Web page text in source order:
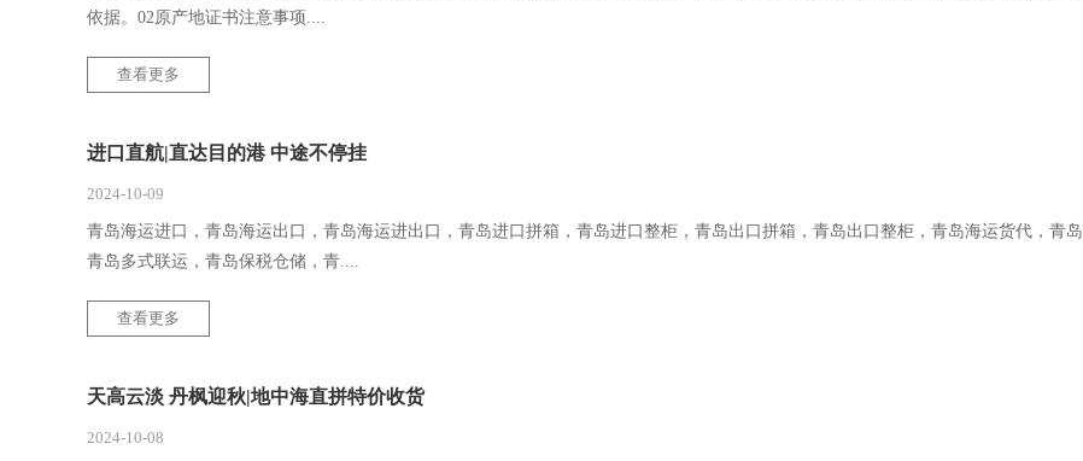
依据。02原产地证书注意事项....
查看更多
进口直航|直达目的港 中途不停挂
2024-10-09
青岛海运进口，青岛海运出口，青岛海运进出口，青岛进口拼箱，青岛进口整柜，青岛出口拼箱，青岛出口整柜，青岛海运货代，青
青岛多式联运，青岛保税仓储，青....
查看更多
天高云淡 丹枫迎秋|地中海直拼特价收货
2024-10-08